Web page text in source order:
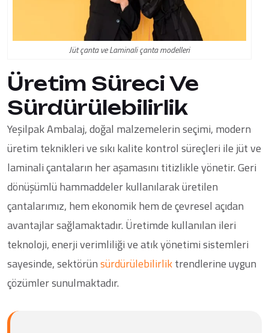
Jüt çanta ve Laminali çanta modelleri
Üretim Süreci Ve
Sürdürülebilirlik
Yeşilpak Ambalaj, doğal malzemelerin seçimi, modern
üretim teknikleri ve sıkı kalite kontrol süreçleri ile jüt ve
laminali çantaların her aşamasını titizlikle yönetir. Geri
dönüşümlü hammaddeler kullanılarak üretilen
çantalarımız, hem ekonomik hem de çevresel açıdan
avantajlar sağlamaktadır. Üretimde kullanılan ileri
teknoloji, enerji verimliliği ve atık yönetimi sistemleri
sayesinde, sektörünsürdürülebilirliktrendlerine uygun
çözümler sunulmaktadır.